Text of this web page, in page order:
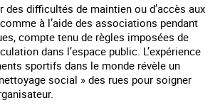
des difficultés de maintien ou d’accès aux
à l’aide des associations pendant
compte tenu de règles imposées de
dans l’espace public. L’expérience
sportifs dans le monde révèle un
social » des rues pour soigner